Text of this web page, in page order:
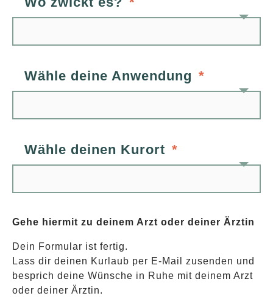
Wähle deine Anwendung
Wähle deinen Kurort
Gehe hiermit zu deinem Arzt oder deiner Ärztin
Dein Formular ist fertig.
Lass dir deinen Kurlaub per E-Mail zusenden und
besprich deine Wünsche in Ruhe mit deinem Arzt
oder deiner Ärztin.